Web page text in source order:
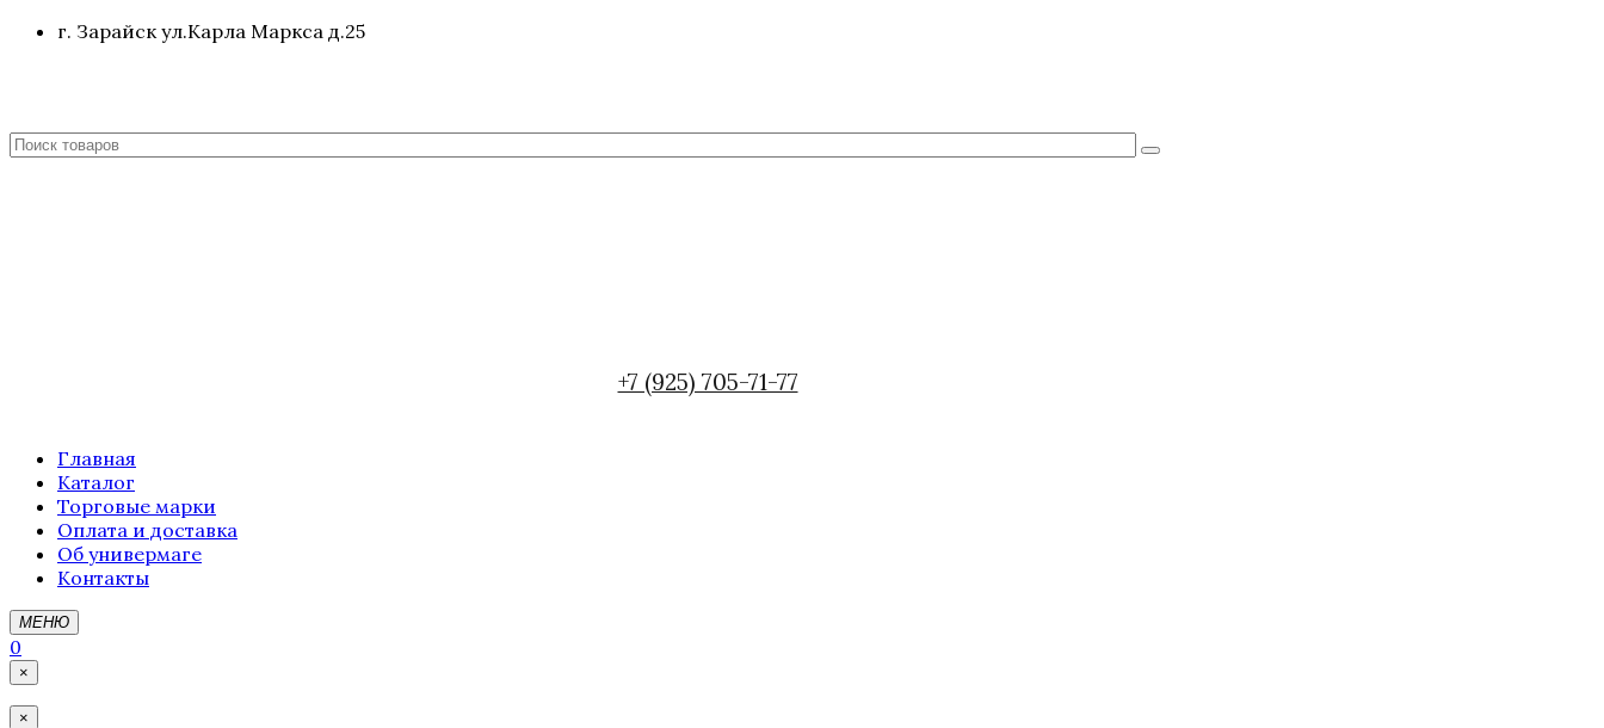
г. Зарайск ул.Карла Маркса д.25
+7 (925) 705-71-77
Главная
Каталог
Торговые марки
Оплата и доставка
Об универмаге
Контакты
МЕНЮ
0
×
×